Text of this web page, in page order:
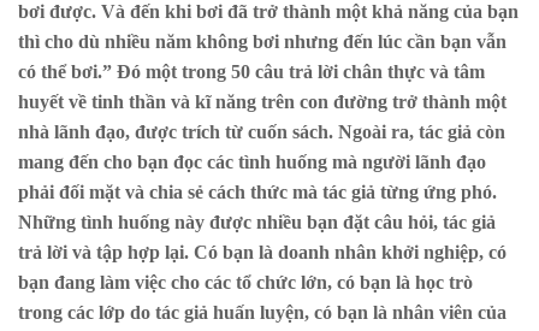
bơi được. Và đến khi bơi đã trở thành một khả năng của bạn
thì cho dù nhiều năm không bơi nhưng đến lúc cần bạn vẫn
có thể bơi.” Đó một trong 50 câu trả lời chân thực và tâm
huyết về tinh thần và kĩ năng trên con đường trở thành một
nhà lãnh đạo, được trích từ cuốn sách. Ngoài ra, tác giả còn
mang đến cho bạn đọc các tình huống mà người lãnh đạo
phải đối mặt và chia sẻ cách thức mà tác giả từng ứng phó.
Những tình huống này được nhiều bạn đặt câu hỏi, tác giả
trả lời và tập hợp lại. Có bạn là doanh nhân khởi nghiệp, có
bạn đang làm việc cho các tổ chức lớn, có bạn là học trò
trong các lớp do tác giả huấn luyện, có bạn là nhân viên của